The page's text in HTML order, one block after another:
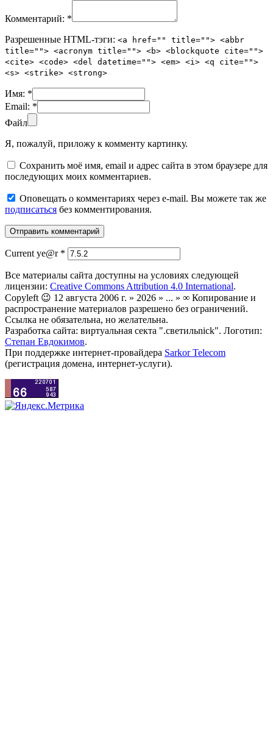
Комментарий: *
Разрешенные HTML-тэги: <a href="" title=""> <abbr
title=""> <acronym title=""> <b> <blockquote cite="">
<cite> <code> <del datetime=""> <em> <i> <q cite="">
<s> <strike> <strong>
Имя: *
Email: *
Файл
Я, пожалуй, приложу к комменту картинку.
Сохранить моё имя, email и адрес сайта в этом браузере для
последующих моих комментариев.
Оповещать о комментариях через e-mail. Вы можете так же
подписаться без комментирования.
Current ye@r *
Все материалы сайта доступны на условиях следующей
лицензии: Creative Commons Attribution 4.0 International.
Copyleft 😉 12 августа 2006 г. » 2026 » ... » ∞ Копирование и
распространение материалов разрешено без ограничений.
Ссылка не обязательна, но желательна.
Разработка сайта: виртуальная секта ".светильnick". Логотип:
Степан Евдокимов.
При поддержке интернет-провайдера Sarkor Telecom
(регистрация домена, интернет-услуги).